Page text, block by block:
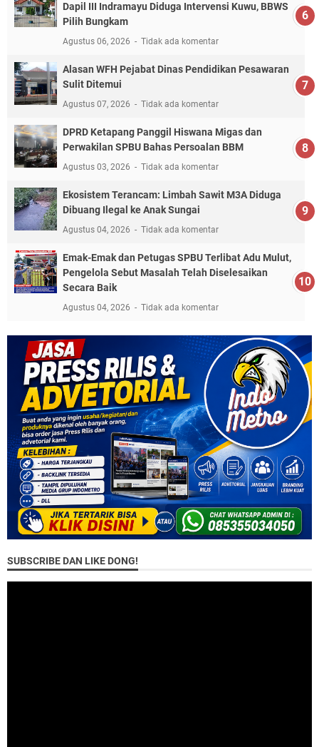
Dapil III Indramayu Diduga Intervensi Kuwu, BBWS
Pilih Bungkam
Agustus 06, 2026 Tidak ada komentar
Alasan WFH Pejabat Dinas Pendidikan Pesawaran
Sulit Ditemui
Agustus 07, 2026 Tidak ada komentar
DPRD Ketapang Panggil Hiswana Migas dan
Perwakilan SPBU Bahas Persoalan BBM
Agustus 03, 2026 Tidak ada komentar
Ekosistem Terancam: Limbah Sawit M3A Diduga
Dibuang Ilegal ke Anak Sungai
Agustus 04, 2026 Tidak ada komentar
Emak-Emak dan Petugas SPBU Terlibat Adu Mulut,
Pengelola Sebut Masalah Telah Diselesaikan
Secara Baik
Agustus 04, 2026 Tidak ada komentar
SUBSCRIBE DAN LIKE DONG!